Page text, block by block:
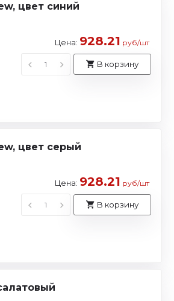
цвет синий
Цена: 928.21 руб/шт
В корзину
цвет серый
Цена: 928.21 руб/шт
В корзину